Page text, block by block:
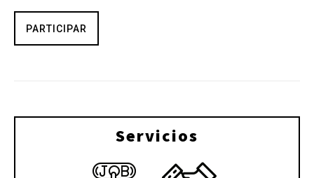
PARTICIPAR
Servicios